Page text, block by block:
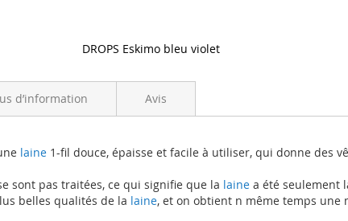
DROPS Eskimo bleu violet
laine 1-fil douce, épaisse et facile à utiliser, qui donne des
sont pas traitées, ce qui signifie que la laine a été seulement
belles qualités de la laine, et on obtient n même temps
d’information Avis